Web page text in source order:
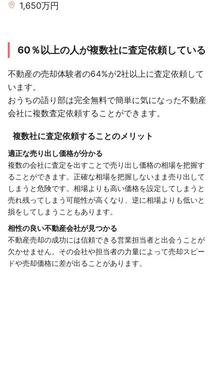
1,650万円
60％以上の人が複数社に査定依頼している
不動産の売却体験者の64%が2社以上に査定依頼して
います。
おうちの語り部は完全無料で簡単に気になった不動産
会社に複数査定依頼することができます。
複数社に査定依頼することのメリット
適正な売り出し価格が分かる
複数の会社に査定を出すことで売り出し価格の相場を把握す
ることができます。正確な相場を把握しないまま売り出して
しまうと危険です。相場よりも高い価格を設定してしまうと
売れ残ってしまう可能性が高くなり、逆に相場よりも低いと
損をしてしまうこともあります。
相性の良い不動産会社が見つかる
不動産売却の成功には信頼できる営業担当者と出会うことが
欠かせません。その会社や担当者の力量によって売却スピー
ドや売却価格に差が出ることがあります。